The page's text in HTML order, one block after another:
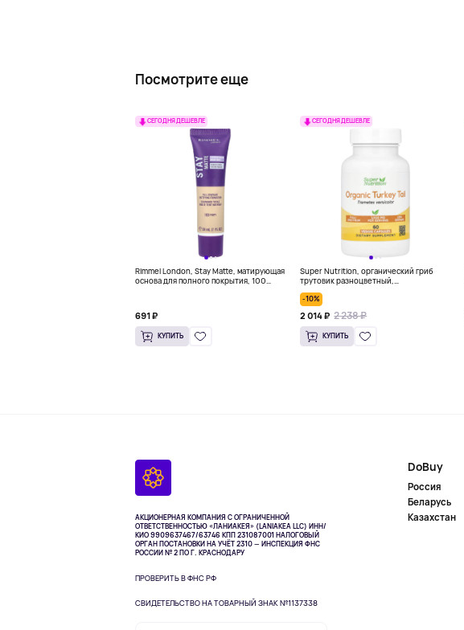
Посмотрите еще
СЕГОДНЯ ДЕШЕВЛЕ
Rimmel London, Stay Matte, матирующая
основа для полного покрытия, 100
691 ₽
КУПИТЬ
СЕГОДНЯ ДЕШЕВЛЕ
Super Nutrition, органический гриб
трутовик разноцветный,
60 растительных капсул
-10%
2 014 ₽ 2 238 ₽
КУПИТЬ
АКЦИОНЕРНАЯ КОМПАНИЯ С ОГРАНИЧЕННОЙ
ОТВЕТСТВЕННОСТЬЮ «ЛАНИАКЕЯ» (LANIAKEA LLC) ИНН/
КИО 9909637467/63746 КПП 231087001НАЛОГОВЫЙ
ОРГАН ПОСТАНОВКИ НА УЧЁТ 2310 — ИНСПЕКЦИЯ ФНС
РОССИИ № 2 ПО Г. КРАСНОДАРУ
ПРОВЕРИТЬ В ФНС РФ
СВИДЕТЕЛЬСТВО НА ТОВАРНЫЙ ЗНАК №1137338
DoBuy
Россия
Беларусь
Казахстан